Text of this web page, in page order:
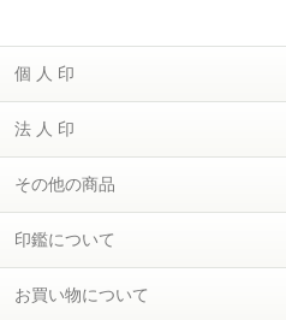
個 人 印
法 人 印
その他の商品
印鑑について
お買い物について